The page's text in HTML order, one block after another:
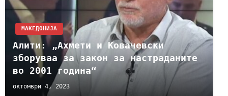
МАКЕДОНИЈА
Алити: „Ахмети и Ковачевски
зборуваа за закон за настраданите
во 2001 година“
октомври 4, 2023